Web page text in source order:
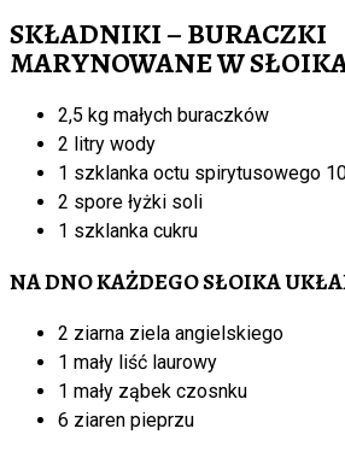
SKŁADNIKI – BURACZKI
MARYNOWANE W
2,5 kg małych buraczków
2 litry wody
1 szklanka octu spirytusowego
2 spore łyżki soli
1 szklanka cukru
NA DNO KAŻDEGO SŁOIKA
2 ziarna ziela angielskiego
1 mały liść laurowy
1 mały ząbek czosnku
6 ziaren pieprzu